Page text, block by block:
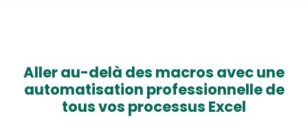
Aller au-delà des macros avec une
automatisation professionnelle de
tous vos processus Excel